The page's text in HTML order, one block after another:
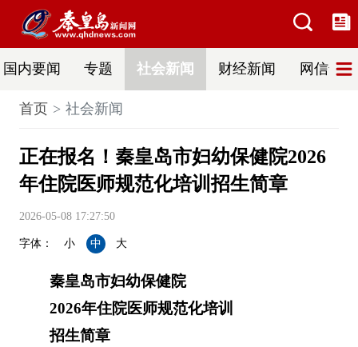
国内要闻 专题 社会新闻 财经新闻 网信普法
首页 社会新闻
正在报名！秦皇岛市妇幼保健院2026
年住院医师规范化培训招生简章
2026-05-08 17:27:50
字体： 小 中 大
秦皇岛市妇幼保健院
2026年住院医师规范化培训
招生简章